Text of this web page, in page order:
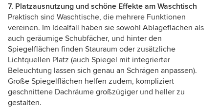
7. Platzausnutzung und schöne Effekte am Waschtisch
Praktisch sind Waschtische, die mehrere Funktionen
vereinen. Im Idealfall haben sie sowohl Ablageflächen als
auch geräumige Schubfächer, und hinter den
Spiegelflächen finden Stauraum oder zusätzliche
Lichtquellen Platz (auch Spiegel mit integrierter
Beleuchtung lassen sich genau an Schrägen anpassen).
Große Spiegelflächen helfen zudem, kompliziert
geschnittene Dachräume großzügiger und heller zu
gestalten.